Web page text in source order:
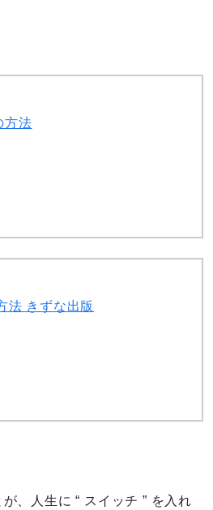
方法
法 きずな出版
、人生に “ スイッチ ” を入れ